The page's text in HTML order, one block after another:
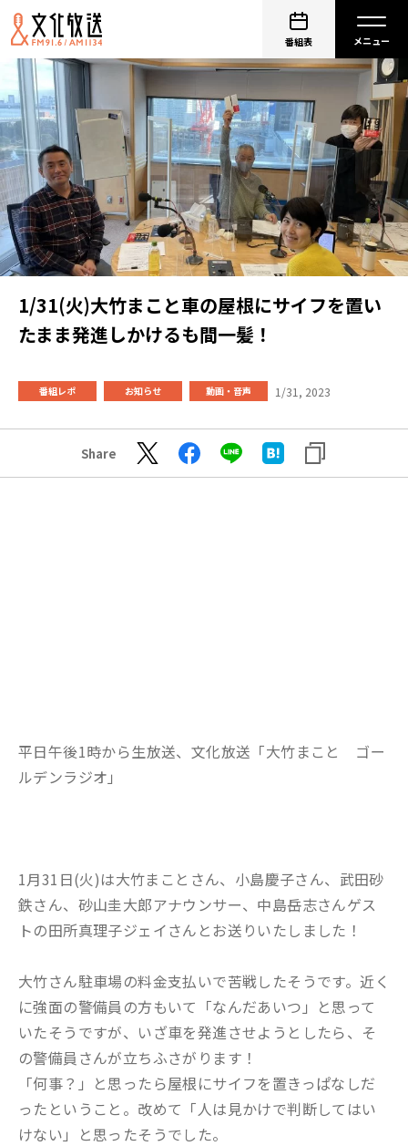
番組表
1/31(火)大竹まこと車の屋根にサイフを置い
たまま発進しかけるも間一髪！
番組レポ お知らせ 動画・音声 1/31, 2023
Share
平日午後1時から生放送、文化放送「大竹まこと ゴー
ルデンラジオ」
1月31日(火)は大竹まことさん、小島慶子さん、武田砂
鉄さん、砂山圭大郎アナウンサー、中島岳志さんゲス
トの田所真理子ジェイさんとお送りいたしました！
大竹さん駐車場の料金支払いで苦戦したそうです。近く
に強面の警備員の方もいて「なんだあいつ」と思って
いたそうですが、いざ車を発進させようとしたら、そ
の警備員さんが立ちふさがります！
「何事？」と思ったら屋根にサイフを置きっぱなしだ
ったということ。改めて「人は見かけで判断してはい
けない」と思ったそうでした。